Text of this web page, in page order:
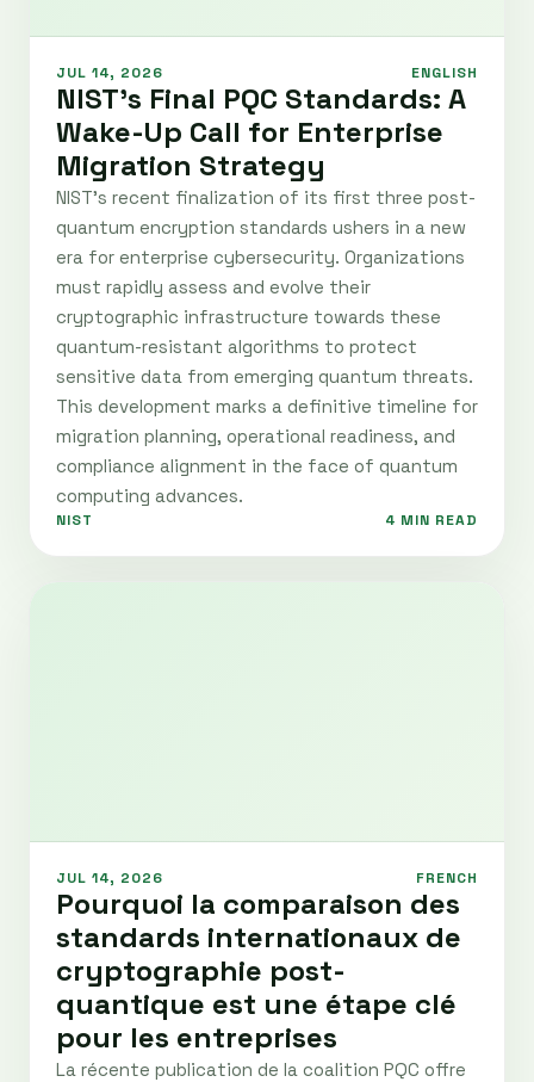
JUL 14, 2026 ENGLISH
NIST's Final PQC Standards: A
Wake-Up Call for Enterprise
Migration Strategy
NIST's recent finalization of its first three post-
quantum encryption standards ushers in a new
era for enterprise cybersecurity. Organizations
must rapidly assess and evolve their
cryptographic infrastructure towards these
quantum-resistant algorithms to protect
sensitive data from emerging quantum threats.
This development marks a definitive timeline for
migration planning, operational readiness, and
compliance alignment in the face of quantum
computing advances.
NIST 4 MIN READ
JUL 14, 2026 FRENCH
Pourquoi la comparaison des
standards internationaux de
cryptographie post-
quantique est une étape clé
pour les entreprises
La récente publication de la coalition PQC offre